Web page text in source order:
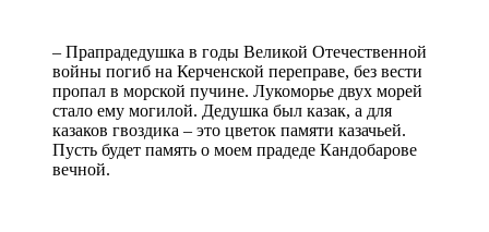
– Прапрадедушка в годы Великой Отечественной
войны погиб на Керченской переправе, без вести
пропал в морской пучине. Лукоморье двух морей
стало ему могилой. Дедушка был казак, а для
казаков гвоздика – это цветок памяти казачьей.
Пусть будет память о моем прадеде Кандобарове
вечной.